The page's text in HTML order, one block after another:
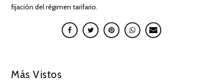
fijación del régimen tarifario.
Más Vistos